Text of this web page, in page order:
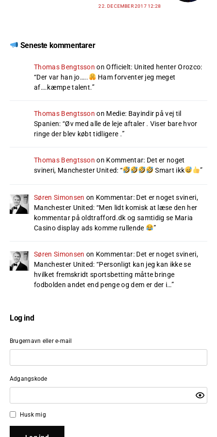
22. DECEMBER 2017 12:28
Seneste kommentarer
Thomas Bengtsson onOfficielt: United henter Orozco:
“Der var han jo…..
Ham forventer jeg meget
af….kæmpe talent.”
Thomas Bengtsson on Medie: Bayindir på vej til
Spanien: “Øv med alle de leje aftaler . Viser bare hvor
ringe der blev købt tidligere .”
Thomas Bengtsson on Kommentar: Det er noget
svineri, Manchester United: “ Smart ikk ”
Søren Simonsen on Kommentar: Det er noget svineri,
Manchester United: “Men lidt komisk at læse den her
kommentar på oldtrafford.dk og samtidig se Maria
Casino display ads komme rullende
”
Søren Simonsen on Kommentar: Det er noget svineri,
Manchester United: “Personligt kan jeg kan ikke se
hvilket fremskridt sportsbetting måtte bringe
fodbolden andet end penge og dem er der i…”
Log ind
Brugernavn eller e-mail
Adgangskode
Husk mig